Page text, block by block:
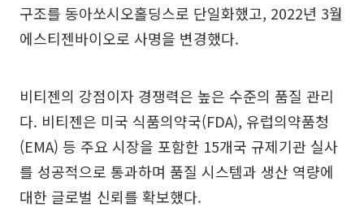
구조를 동아쏘시오홀딩스로 단일화했고, 2022년 3월
에스티젠바이오로 사명을 변경했다.
비티젠의 강점이자 경쟁력은 높은 수준의 품질 관리
다. 비티젠은 미국 식품의약국(FDA), 유럽의약품청
(EMA) 등 주요 시장을 포함한 15개국 규제기관 실사
를 성공적으로 통과하며 품질 시스템과 생산 역량에
대한 글로벌 신뢰를 확보했다.